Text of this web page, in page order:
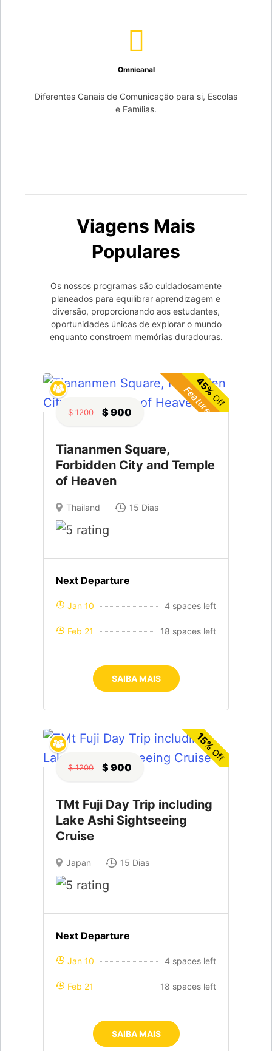
Omnicanal
Diferentes Canais de Comunicação para si, Escolas
e Famílias.
Viagens Mais
Populares
Os nossos programas são cuidadosamente
planeados para equilibrar aprendizagem e
diversão, proporcionando aos estudantes,
oportunidades únicas de explorar o mundo
enquanto constroem memórias duradouras.
45%
Off
Featured
$ 1200 $ 900
Tiananmen Square,
Forbidden City and Temple
of Heaven
Thailand 15 Dias
Next Departure
Jan 10 4 spaces left
Feb 21 18 spaces left
SAIBA MAIS
15%
Off
$ 1200 $ 900
TMt Fuji Day Trip including
Lake Ashi Sightseeing
Cruise
Japan 15 Dias
Next Departure
Jan 10 4 spaces left
Feb 21 18 spaces left
SAIBA MAIS